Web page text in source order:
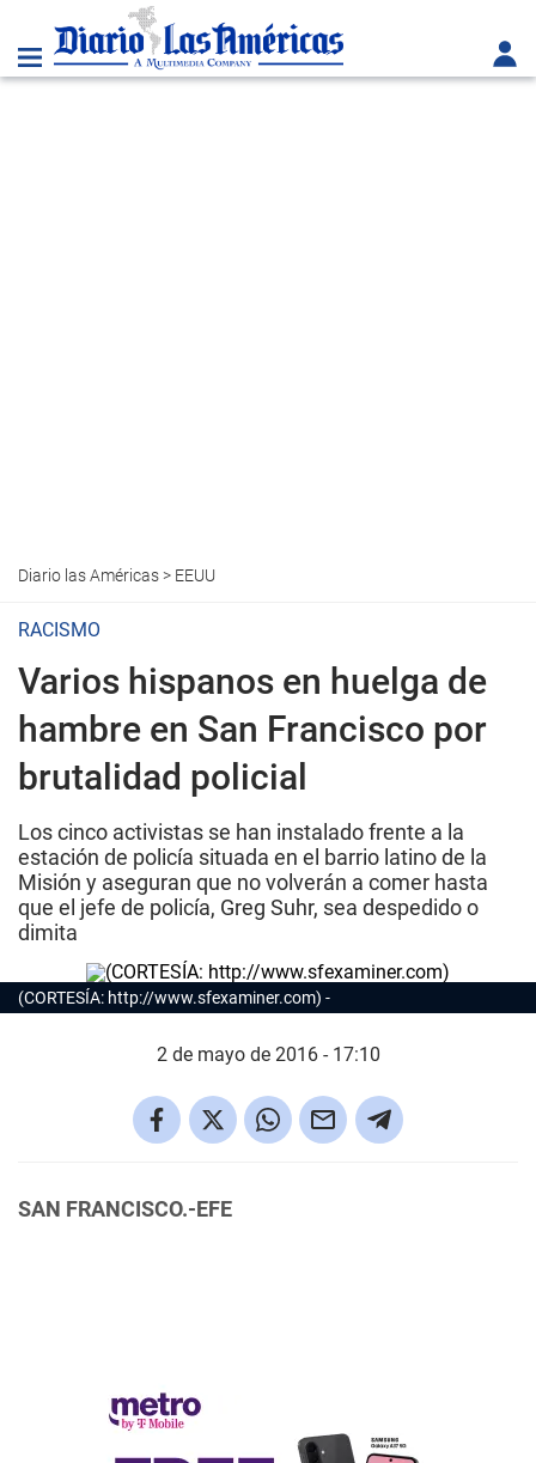
Diario las Américas> EEUU
RACISMO
Varios hispanos en huelga de
hambre en San Francisco por
brutalidad policial
Los cinco activistas se han instalado frente a la
estación de policía situada en el barrio latino de la
Misión y aseguran que no volverán a comer hasta
que el jefe de policía, Greg Suhr, sea despedido o
dimita
(CORTESÍA: http://www.sfexaminer.com)
2 de mayo de 2016 - 17:10
SAN FRANCISCO.-EFE